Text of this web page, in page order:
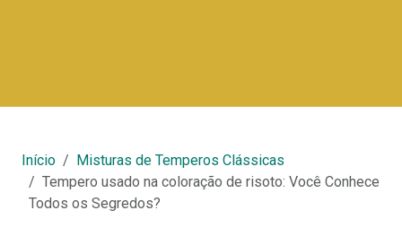
Início
Misturas de Temperos Clássicas
Tempero usado na coloração de risoto: Você Conhece
Todos os Segredos?